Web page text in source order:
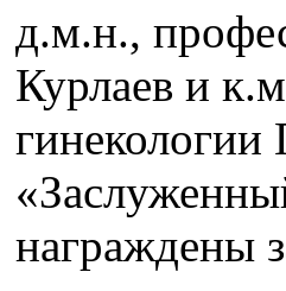
д.м.н.,
Курлаев и
награждены